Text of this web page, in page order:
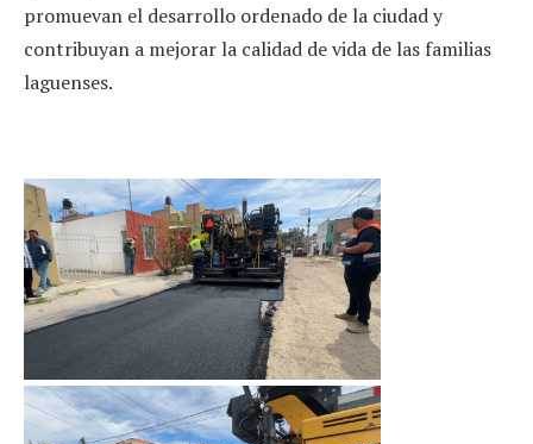
promuevan el desarrollo ordenado de la ciudad y
contribuyan a mejorar la calidad de vida de las familias
laguenses.